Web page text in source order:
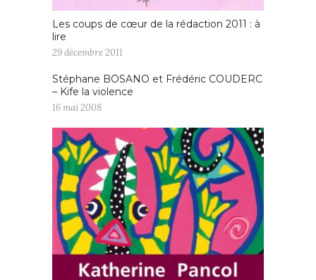
Les coups de cœur de la rédaction 2011 : à
lire
29 décembre 2011
Stéphane BOSANO et Frédéric COUDERC
– Kife la violence
16 mai 2008